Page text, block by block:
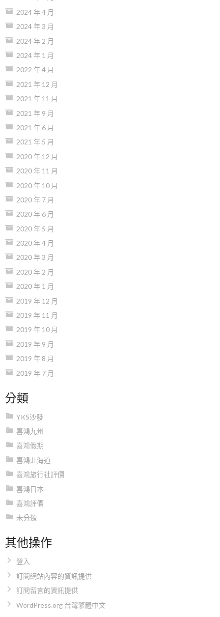
2024 年 4 月
2024 年 3 月
2024 年 2 月
2024 年 1 月
2022 年 4 月
2021 年 12 月
2021 年 11 月
2021 年 9 月
2021 年 6 月
2021 年 5 月
2020 年 12 月
2020 年 11 月
2020 年 10 月
2020 年 7 月
2020 年 6 月
2020 年 5 月
2020 年 4 月
2020 年 3 月
2020 年 2 月
2020 年 1 月
2019 年 12 月
2019 年 11 月
2019 年 10 月
2019 年 9 月
2019 年 8 月
2019 年 7 月
分類
YKS沙發
喜鴻九州
喜鴻假期
喜鴻北海道
喜鴻旅行社評價
喜鴻日本
喜鴻評價
未分類
其他操作
登入
訂閱網站內容的資訊提供
訂閱留言的資訊提供
WordPress.org 台灣繁體中文